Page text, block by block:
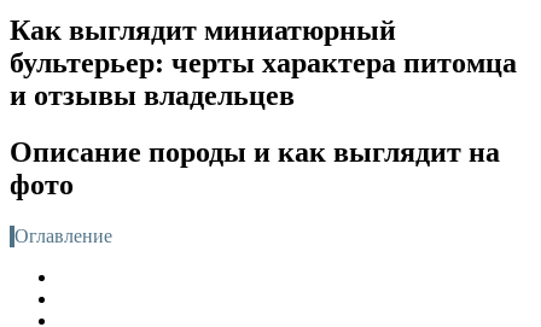
Как выглядит миниатюрный
бультерьер: черты характера питомца
и отзывы владельцев
Описание породы и как выглядит на
фото
Оглавление